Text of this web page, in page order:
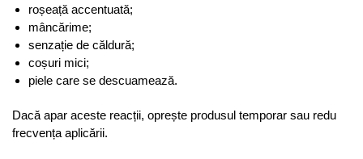
roșeață accentuată;
mâncărime;
senzație de căldură;
coșuri mici;
piele care se descuamează.
Dacă apar aceste reacții, oprește produsul temporar sau redu
frecvența aplicării.